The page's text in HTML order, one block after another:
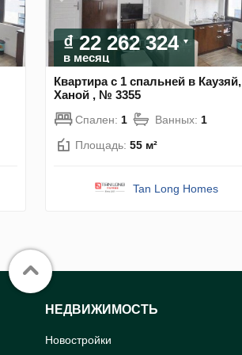
₫ 22 262 324
в месяц
Квартира с 1 спальней в Каузяй,
Ханой , № 3355
Спален: 1 Ванных: 1
Площадь: 55 м²
Tan Long Homes
НЕДВИЖИМОСТЬ
Новостройки